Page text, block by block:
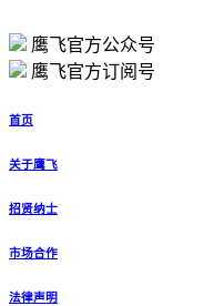
鹰飞官方公众号
鹰飞官方订阅号
首页
关于鹰飞
招贤纳士
市场合作
法律声明